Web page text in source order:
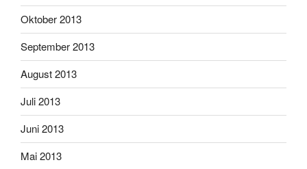
Oktober 2013
September 2013
August 2013
Juli 2013
Juni 2013
Mai 2013